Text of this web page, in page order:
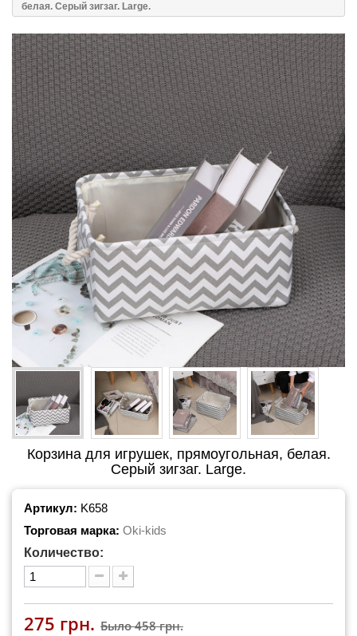
белая. Серый зигзаг. Large.
Корзина для игрушек, прямоугольная, белая.
Серый зигзаг. Large.
Артикул: K658
Торговая марка: Oki-kids
Количество:
275 грн. Было458 грн.